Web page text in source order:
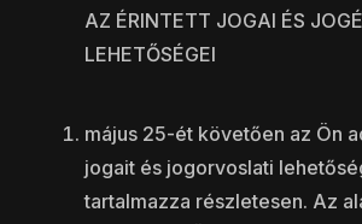
AZ ÉRINTETT JOGAI ÉS
LEHETŐSÉGEI
május 25-ét követően az Ön
jogait és jogorvoslati
tartalmazza részletesen. Az